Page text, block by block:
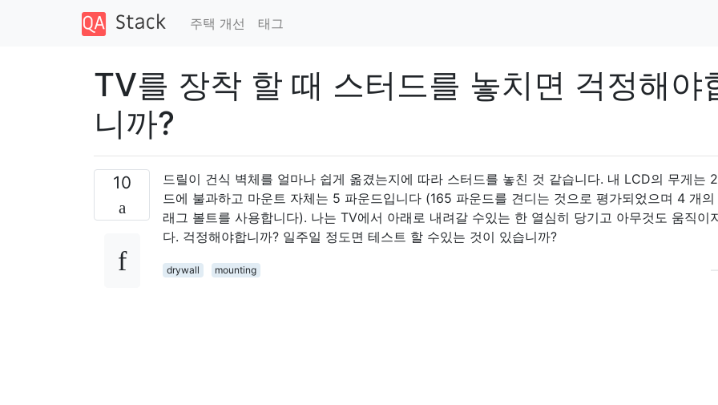
주택 개선 태그
TV를 장착 할 때 스터드를 놓치면 걱정해야
니까?
10
드릴이 건식 벽체를 얼마나 쉽게 옮겼는지에 따라 스터드를 놓친 것 같습니다. 내 LCD의 무게는
드에 불과하고 마운트 자체는 5 파운드입니다 (165 파운드를 견디는 것으로 평가되었으며 4 개
래그 볼트를 사용합니다). 나는 TV에서 아래로 내려갈 수있는 한 열심히 당기고 아무것도 움직이
다. 걱정해야합니까? 일주일 정도면 테스트 할 수있는 것이 있습니까?
drywall mounting